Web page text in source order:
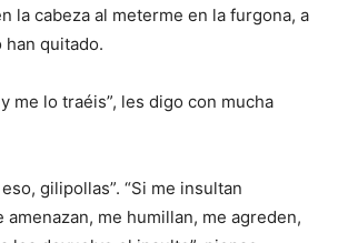
la cabeza al meterme en la furgona, a
han quitado.
me lo traéis”, les digo con mucha
gilipollas”. “Si me insultan
amenazan, me humillan, me agreden,